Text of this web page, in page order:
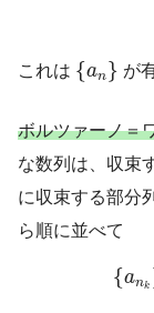
これは {an}
{a } が
ボルツァーノ＝
な数列は、収束
に収束する部分
ら順に並べて
{ank